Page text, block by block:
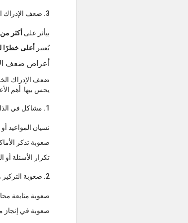
3. ضعف الإدراك الخفيف متعدد المجالات (Multiple Domain MCI)
بيأثر على أكثر من
يُعتبر أعلى خطرًا
أعراض ضعف
ضعف الإدراك
يحس بيها. أهم
1. مشاكل في الذاكرة
نسيان المواعيد
صعوبة تذكر
تكرار الأسئلة
2. صعوبة التركيز والانتباه
صعوبة متابعة
صعوبة في إنجاز